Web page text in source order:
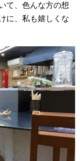
て、色んな方の想
に、私も嬉しくな